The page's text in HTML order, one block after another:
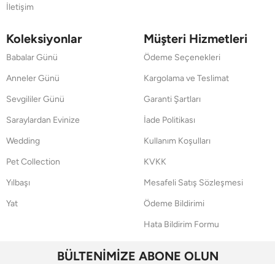
İletişim
Koleksiyonlar
Babalar Günü
Anneler Günü
Sevgililer Günü
Saraylardan Evinize
Wedding
Pet Collection
Yılbaşı
Yat
Müşteri Hizmetleri
Ödeme Seçenekleri
Kargolama ve Teslimat
Garanti Şartları
İade Politikası
Kullanım Koşulları
KVKK
Mesafeli Satış Sözleşmesi
Ödeme Bildirimi
Hata Bildirim Formu
BÜLTENİMİZE ABONE OLUN